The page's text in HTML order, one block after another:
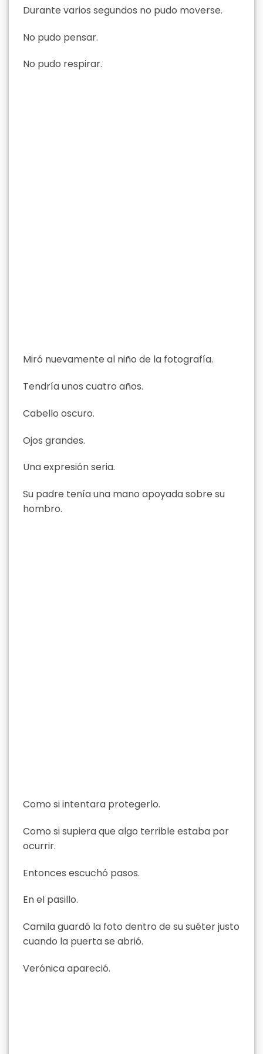
Durante varios segundos no pudo moverse.
No pudo pensar.
No pudo respirar.
Miró nuevamente al niño de la fotografía.
Tendría unos cuatro años.
Cabello oscuro.
Ojos grandes.
Una expresión seria.
Su padre tenía una mano apoyada sobre su
hombro.
Como si intentara protegerlo.
Como si supiera que algo terrible estaba por
ocurrir.
Entonces escuchó pasos.
En el pasillo.
Camila guardó la foto dentro de su suéter justo
cuando la puerta se abrió.
Verónica apareció.